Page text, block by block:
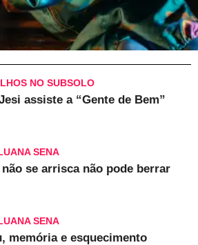
NO SUBSOLO
assiste a “Gente de Bem”
SENA
não se arrisca não pode berrar
SENA
memória e esquecimento